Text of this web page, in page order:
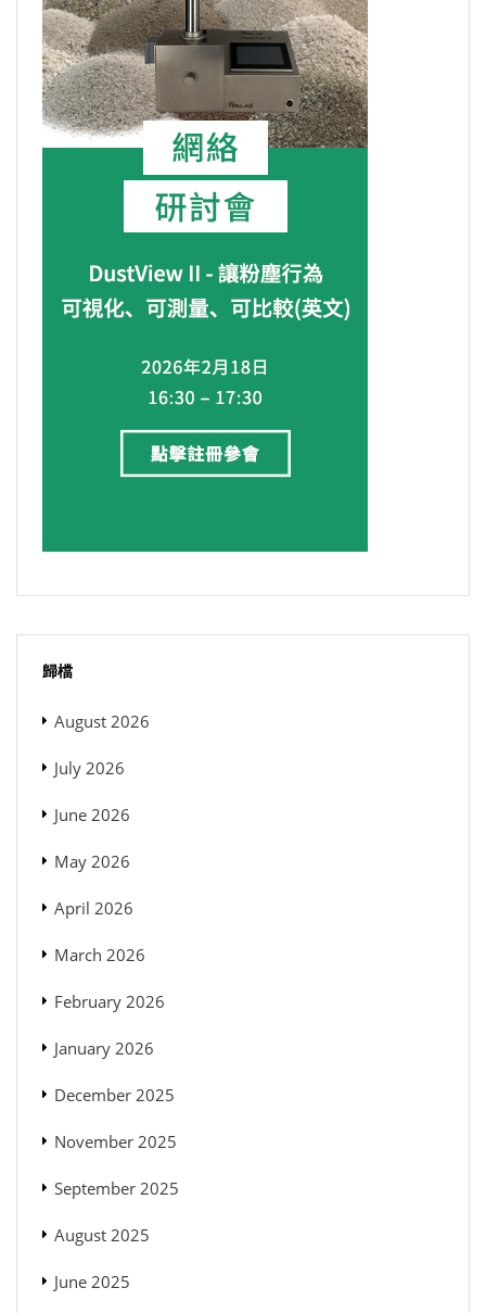
歸檔
August 2026
July 2026
June 2026
May 2026
April 2026
March 2026
February 2026
January 2026
December 2025
November 2025
September 2025
August 2025
June 2025